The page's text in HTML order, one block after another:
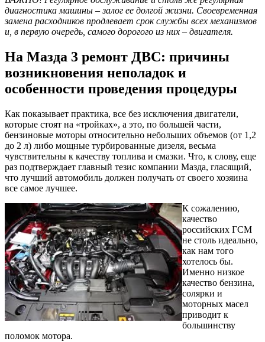
диагностика машины – залог ее долгой жизни. Своевременная
замена расходников продлевает срок службы всех механизмов
и, в первую очередь, самого дорогого из них – двигателя.
На Мазда 3 ремонт ДВС: причины
возникновения неполадок и
особенности проведения процедуры
Как показывает практика, все без исключения двигатели,
которые стоят на «тройках», а это, по большей части,
бензиновые моторы относительно небольших объемов (от 1,2
до 2 л) либо мощные турбированные дизеля, весьма
чувствительны к качеству топлива и смазки. Что, к слову, еще
раз подтверждает главный тезис компании Мазда, гласящий,
что лучший автомобиль должен получать от своего хозяина
все самое лучшее.
К сожалению,
качество
российских ГСМ
не столь идеально,
как нам того
хотелось бы.
Именно низкое
качество бензина,
солярки и
моторных масел
приводит к
большинству
поломок мотора.